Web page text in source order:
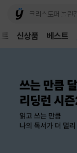
신상품 베스트